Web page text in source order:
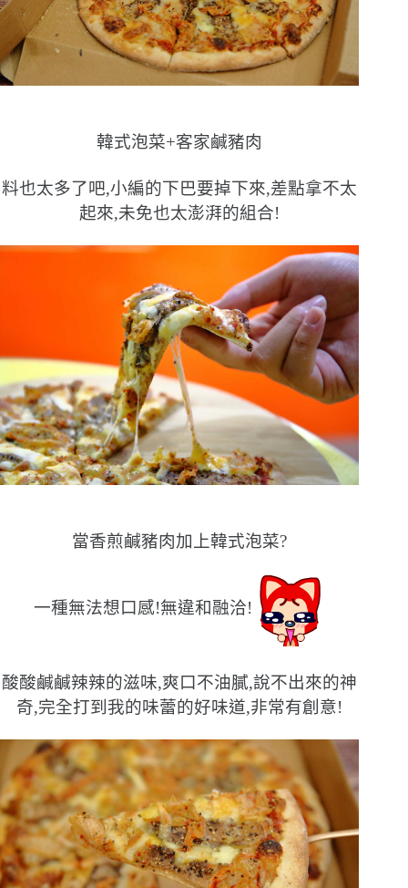
韓式泡菜+客家鹹豬肉
料也太多了吧,小編的下巴要掉下來,差點拿不太
起來,未免也太澎湃的組合!
當香煎鹹豬肉加上韓式泡菜?
一種無法想口感!無違和融洽!
酸酸鹹鹹辣辣的滋味,爽口不油膩,說不出來的神
奇,完全打到我的味蕾的好味道,非常有創意!